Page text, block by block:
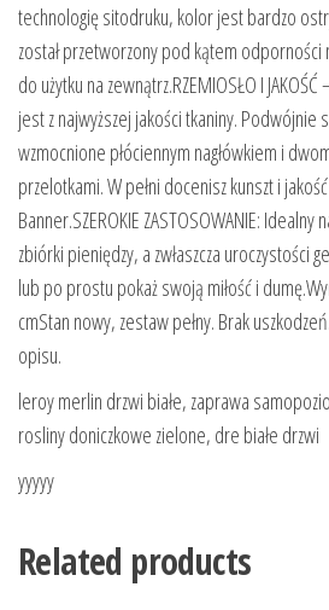
technologię sitodruku, kolor jest bardzo
został przetworzony pod kątem odporności
do użytku na zewnątrz.RZEMIOSŁO I
jest z najwyższej jakości tkaniny. Podwójnie
wzmocnione płóciennym nagłówkiem i
przelotkami. W pełni docenisz kunszt i
Banner.SZEROKIE ZASTOSOWANIE:
zbiórki pieniędzy, a zwłaszcza uroczystości
lub po prostu pokaż swoją miłość i
cmStan nowy, zestaw pełny. Brak
opisu.
leroy merlin drzwi białe, zaprawa
rosliny doniczkowe zielone, dre białe drzwi
yyyyy
Related products